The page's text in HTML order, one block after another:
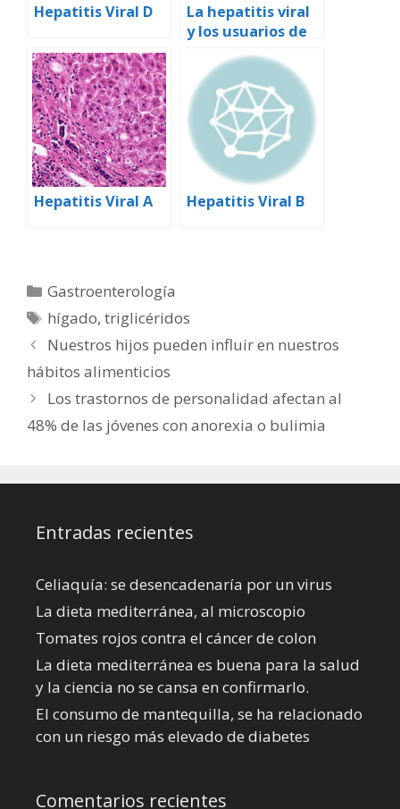
Hepatitis Viral D
La hepatitis viral
y los usuarios de
inyectables
Hepatitis Viral A Hepatitis Viral B
Categorías
Gastroenterología
Etiquetas
hígado,triglicéridos
Nuestros hijos pueden influir en nuestros
hábitos alimenticios
Los trastornos de personalidad afectan al
48% de las jóvenes con anorexia o bulimia
Entradas recientes
Celiaquía: se desencadenaría por un virus
La dieta mediterránea, al microscopio
Tomates rojos contra el cáncer de colon
La dieta mediterránea es buena para la salud
y la ciencia no se cansa en confirmarlo.
El consumo de mantequilla, se ha relacionado
con un riesgo más elevado de diabetes
Comentarios recientes